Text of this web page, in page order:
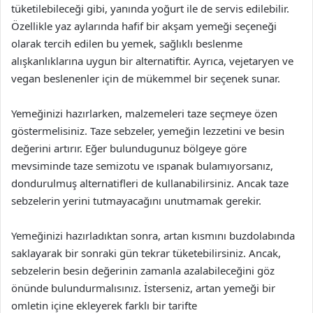
tüketilebileceği gibi, yanında yoğurt ile de servis edilebilir.
Özellikle yaz aylarında hafif bir akşam yemeği seçeneği
olarak tercih edilen bu yemek, sağlıklı beslenme
alışkanlıklarına uygun bir alternatiftir. Ayrıca, vejetaryen ve
vegan beslenenler için de mükemmel bir seçenek sunar.
Yemeğinizi hazırlarken, malzemeleri taze seçmeye özen
göstermelisiniz. Taze sebzeler, yemeğin lezzetini ve besin
değerini artırır. Eğer bulundugunuz bölgeye göre
mevsiminde taze semizotu ve ıspanak bulamıyorsanız,
dondurulmuş alternatifleri de kullanabilirsiniz. Ancak taze
sebzelerin yerini tutmayacağını unutmamak gerekir.
Yemeğinizi hazırladıktan sonra, artan kısmını buzdolabında
saklayarak bir sonraki gün tekrar tüketebilirsiniz. Ancak,
sebzelerin besin değerinin zamanla azalabileceğini göz
önünde bulundurmalısınız. İsterseniz, artan yemeği bir
omletin içine ekleyerek farklı bir tarifte